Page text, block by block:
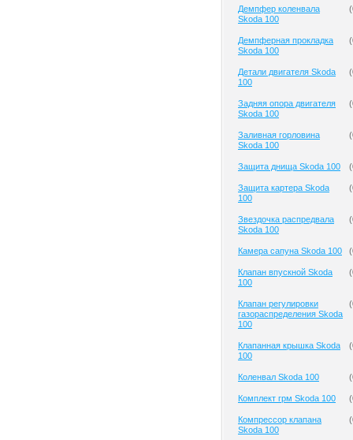
Демпфер коленвала
Skoda 100
(
Демпферная прокладка
Skoda 100
(
Детали двигателя Skoda
100
(
Задняя опора двигателя
Skoda 100
(
Заливная горловина
Skoda 100
(
Защита днища Skoda 100 (
Защита картера Skoda
100
(
Звездочка распредвала
Skoda 100
(
Камера сапуна Skoda 100 (
Клапан впускной Skoda
100
(
Клапан регулировки
газораспределения Skoda
100
(
Клапанная крышка Skoda
100
(
Коленвал Skoda 100 (
Комплект грм Skoda 100 (
Компрессор клапана
Skoda 100
(